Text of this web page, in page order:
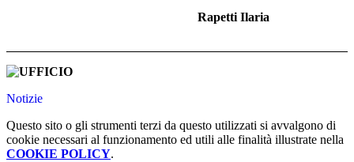
Rapetti Ilaria
Notizie
Questo sito o gli strumenti terzi da questo utilizzati si avvalgono di
cookie necessari al funzionamento ed utili alle finalità illustrate nella
COOKIE POLICY.